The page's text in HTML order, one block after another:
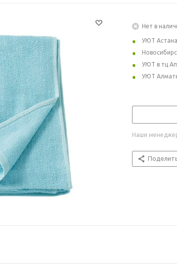
Нет в
УЮТ Астана
УЮТ в тц
УЮТ
Наши